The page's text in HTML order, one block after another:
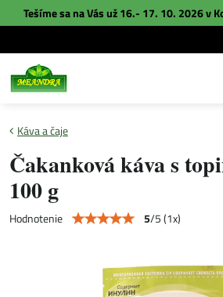
Tešíme sa na Vás už 16.- 17. 10. 2026 v
Káva a čaje
Čakanková káva s
100 g
Hodnotenie 5/5(1x)